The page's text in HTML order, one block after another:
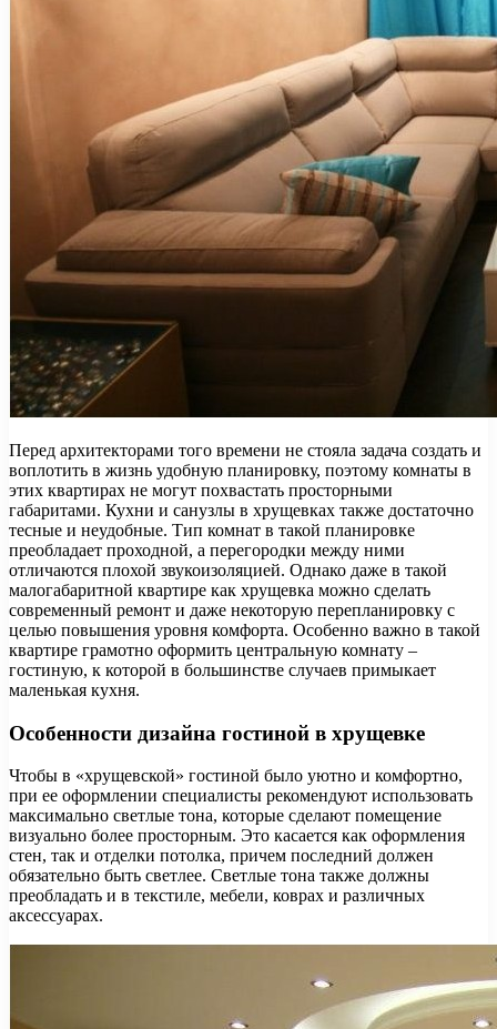
Перед архитекторами того времени не стояла задача создать и
воплотить в жизнь удобную планировку, поэтому комнаты в
этих квартирах не могут похвастать просторными
габаритами. Кухни и санузлы в хрущевках также достаточно
тесные и неудобные. Тип комнат в такой планировке
преобладает проходной, а перегородки между ними
отличаются плохой звукоизоляцией. Однако даже в такой
малогабаритной квартире как хрущевка можно сделать
современный ремонт и даже некоторую перепланировку с
целью повышения уровня комфорта. Особенно важно в такой
квартире грамотно оформить центральную комнату –
гостиную, к которой в большинстве случаев примыкает
маленькая кухня.
Особенности дизайна гостиной в хрущевке
Чтобы в «хрущевской» гостиной было уютно и комфортно,
при ее оформлении специалисты рекомендуют использовать
максимально светлые тона, которые сделают помещение
визуально более просторным. Это касается как оформления
стен, так и отделки потолка, причем последний должен
обязательно быть светлее. Светлые тона также должны
преобладать и в текстиле, мебели, коврах и различных
аксессуарах.